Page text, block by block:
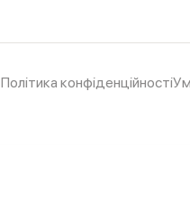
Політика конфіденційності